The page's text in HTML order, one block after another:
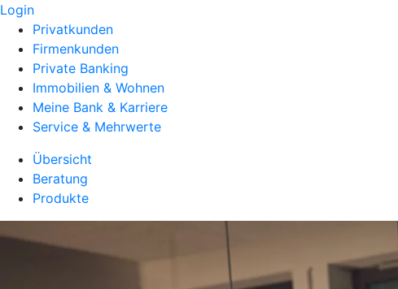
Login
Privatkunden
Firmenkunden
Private Banking
Immobilien & Wohnen
Meine Bank & Karriere
Service & Mehrwerte
Übersicht
Beratung
Produkte